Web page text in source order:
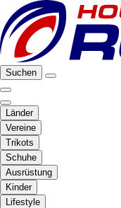
Suchen
Länder
Vereine
Trikots
Schuhe
Ausrüstung
Kinder
Lifestyle